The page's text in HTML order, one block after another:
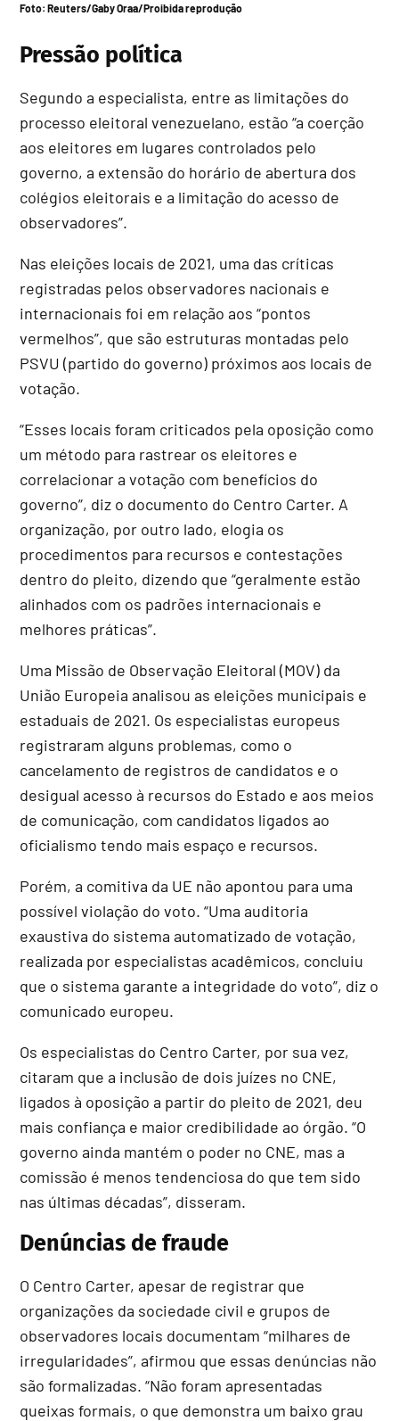
Foto: Reuters/Gaby Oraa/Proibida reprodução
Pressão política
Segundo a especialista, entre as limitações do
processo eleitoral venezuelano, estão “a coerção
aos eleitores em lugares controlados pelo
governo, a extensão do horário de abertura dos
colégios eleitorais e a limitação do acesso de
observadores”.
Nas eleições locais de 2021, uma das críticas
registradas pelos observadores nacionais e
internacionais foi em relação aos “pontos
vermelhos”, que são estruturas montadas pelo
PSVU (partido do governo) próximos aos locais de
votação.
“Esses locais foram criticados pela oposição como
um método para rastrear os eleitores e
correlacionar a votação com benefícios do
governo”, diz o documento do Centro Carter. A
organização, por outro lado, elogia os
procedimentos para recursos e contestações
dentro do pleito, dizendo que “geralmente estão
alinhados com os padrões internacionais e
melhores práticas”.
Uma Missão de Observação Eleitoral (MOV) da
União Europeia analisou as eleições municipais e
estaduais de 2021. Os especialistas europeus
registraram alguns problemas, como o
cancelamento de registros de candidatos e o
desigual acesso à recursos do Estado e aos meios
de comunicação, com candidatos ligados ao
oficialismo tendo mais espaço e recursos.
Porém, a comitiva da UE não apontou para uma
possível violação do voto. “Uma auditoria
exaustiva do sistema automatizado de votação,
realizada por especialistas acadêmicos, concluiu
que o sistema garante a integridade do voto”, diz o
comunicado europeu.
Os especialistas do Centro Carter, por sua vez,
citaram que a inclusão de dois juízes no CNE,
ligados à oposição a partir do pleito de 2021, deu
mais confiança e maior credibilidade ao órgão. “O
governo ainda mantém o poder no CNE, mas a
comissão é menos tendenciosa do que tem sido
nas últimas décadas”, disseram.
Denúncias de fraude
O Centro Carter, apesar de registrar que
organizações da sociedade civil e grupos de
observadores locais documentam “milhares de
irregularidades”, afirmou que essas denúncias não
são formalizadas. “Não foram apresentadas
queixas formais, o que demonstra um baixo grau